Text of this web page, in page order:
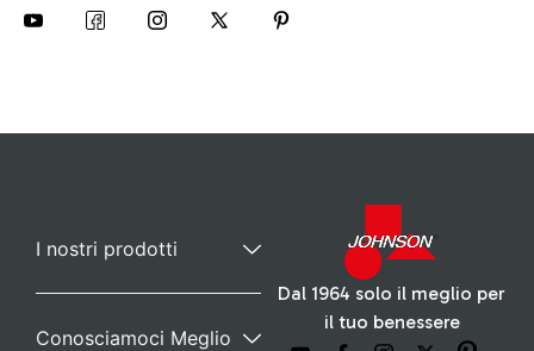
Dal 1964 solo il meglio per
il tuo benessere
I nostri prodotti
Conosciamoci Meglio